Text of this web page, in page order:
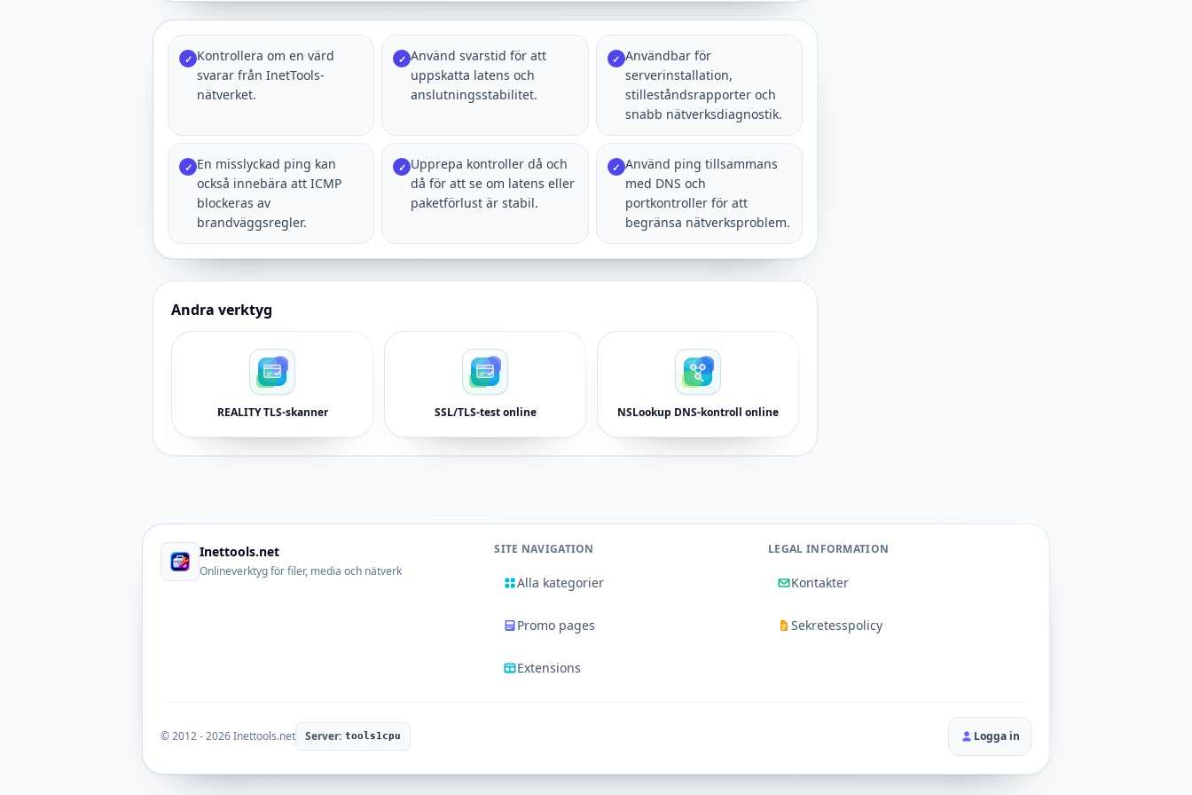
✓ Kontrollera om en värd
svarar från InetTools-
nätverket.
✓ Använd svarstid för att
uppskatta latens och
anslutningsstabilitet.
✓ Användbar för
serverinstallation,
stilleståndsrapporter och
snabb nätverksdiagnostik.
✓ En misslyckad ping kan
också innebära att ICMP
blockeras av
brandväggsregler.
✓ Upprepa kontroller då och
då för att se om latens eller
paketförlust är stabil.
✓ Använd ping tillsammans
med DNS och
portkontroller för att
begränsa nätverksproblem.
Andra verktyg
REALITY TLS-skanner SSL/TLS-test online NSLookup DNS-kontroll online
Inettools.net
Onlineverktyg för filer, media och nätverk
SITE NAVIGATION
Alla kategorier
Promo pages
Extensions
LEGAL INFORMATION
Kontakter
Sekretesspolicy
© 2012 - 2026 Inettools.net Server: tools1cpu Logga in